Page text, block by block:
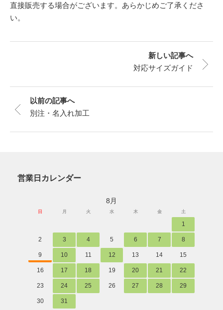
直接販売する場合がございます。あらかじめご了承くださ
い。
新しい記事へ
対応サイズガイド
以前の記事へ
別注・名入れ加工
営業日カレンダー
8月
日 月 火 水 木 金 土
1
2 3 4 5 6 7 8
9 10 11 12 13 14 15
16 17 18 19 20 21 22
23 24 25 26 27 28 29
30 31